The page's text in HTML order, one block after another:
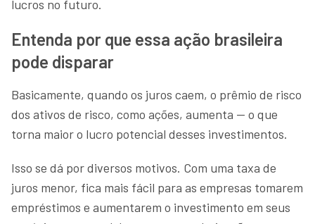
lucros no futuro.
Entenda por que essa ação brasileira
pode disparar
Basicamente, quando os juros caem, o prêmio de risco
dos ativos de risco, como ações, aumenta — o que
torna maior o lucro potencial desses investimentos.
Isso se dá por diversos motivos. Com uma taxa de
juros menor, fica mais fácil para as empresas tomarem
empréstimos e aumentarem o investimento em seus